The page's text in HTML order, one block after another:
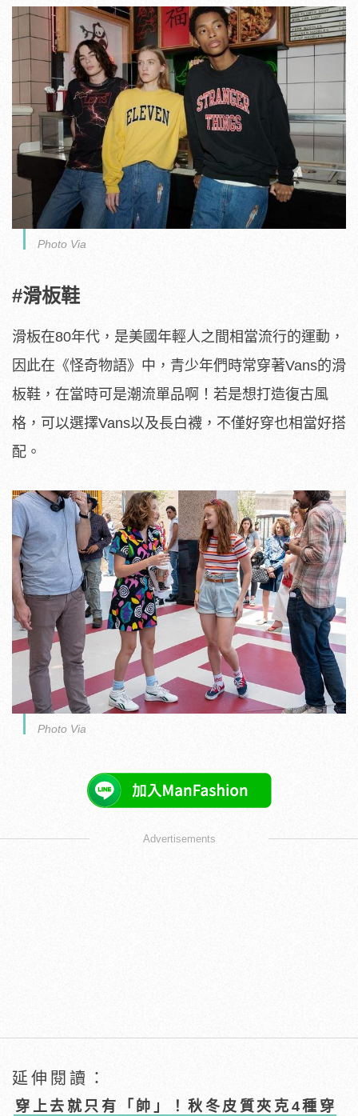
Photo Via
#滑板鞋
滑板在80年代，是美國年輕人之間相當流行的運動，
因此在《怪奇物語》中，青少年們時常穿著Vans的滑
板鞋，在當時可是潮流單品啊！若是想打造復古風
格，可以選擇Vans以及長白襪，不僅好穿也相當好搭
配。
Photo Via
Advertisements
延伸閱讀：
穿上去就只有「帥」！秋冬皮質夾克4種穿